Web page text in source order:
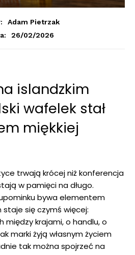
Adam Pietrzak
26/02/2026
islandzkim
wafelek stał
miękkiej
trwają krócej niż konferencja
w pamięci na długo.
bywa elementem
się czymś więcej:
między krajami, o handlu, o
marki żyją własnym życiem
tak można spojrzeć na